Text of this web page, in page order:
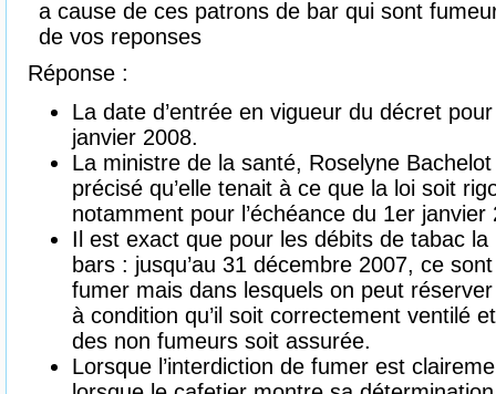
a cause de ces patrons de bar qui sont
de vos reponses
Réponse :
La date d’entrée en vigueur du décret
janvier 2008.
La ministre de la santé, Roselyne
précisé qu’elle tenait à ce que la loi soit
notamment pour l’échéance du 1er janvier
Il est exact que pour les débits de tabac
bars : jusqu’au 31 décembre 2007, ce
fumer mais dans lesquels on peut
à condition qu’il soit correctement ventilé
des non fumeurs soit assurée.
Lorsque l’interdiction de fumer est